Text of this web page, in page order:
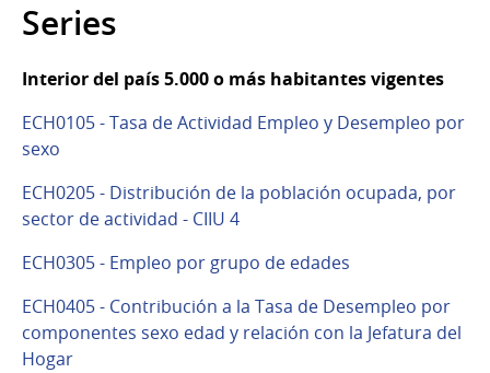
Series
Interior del país 5.000 o más habitantes vigentes
ECH0105 - Tasa de Actividad Empleo y Desempleo por
sexo
ECH0205 - Distribución de la población ocupada, por
sector de actividad - CIIU 4
ECH0305 - Empleo por grupo de edades
ECH0405 - Contribución a la Tasa de Desempleo por
componentes sexo edad y relación con la Jefatura del
Hogar